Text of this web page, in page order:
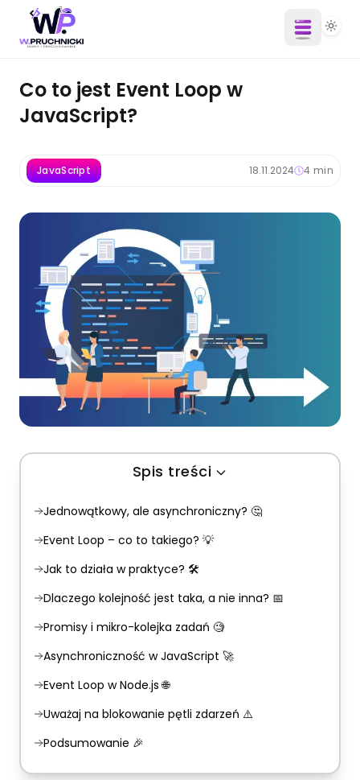
Co to jest Event Loop w
JavaScript?
JavaScript 18.11.2024 4 min
Spis treści
Jednowątkowy, ale asynchroniczny? 🤔
Event Loop – co to takiego? 💡
Jak to działa w praktyce? 🛠️
Dlaczego kolejność jest taka, a nie inna? 📅
Promisy i mikro-kolejka zadań 🧐
Asynchroniczność w JavaScript 🚀
Event Loop w Node.js 🌐
Uważaj na blokowanie pętli zdarzeń ⚠️
Podsumowanie 🎉